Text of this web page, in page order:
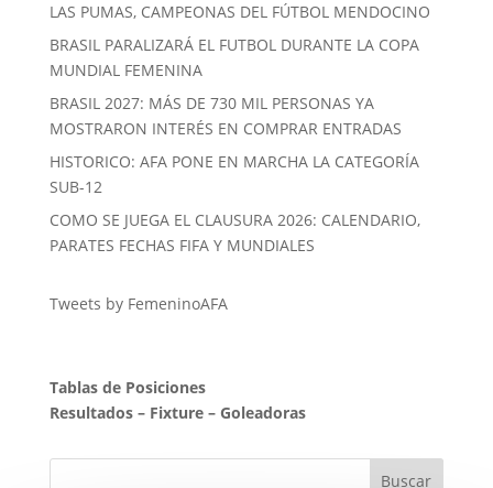
LAS PUMAS, CAMPEONAS DEL FÚTBOL MENDOCINO
BRASIL PARALIZARÁ EL FUTBOL DURANTE LA COPA
MUNDIAL FEMENINA
BRASIL 2027: MÁS DE 730 MIL PERSONAS YA
MOSTRARON INTERÉS EN COMPRAR ENTRADAS
HISTORICO: AFA PONE EN MARCHA LA CATEGORÍA
SUB-12
COMO SE JUEGA EL CLAUSURA 2026: CALENDARIO,
PARATES FECHAS FIFA Y MUNDIALES
Tweets by FemeninoAFA
Tablas de Posiciones
Resultados– Fixture– Goleadoras